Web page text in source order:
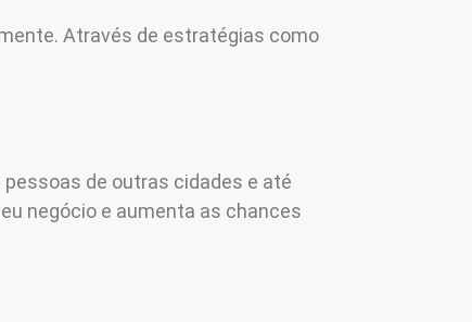
Através de estratégias como
de outras cidades e até
negócio e aumenta as chances